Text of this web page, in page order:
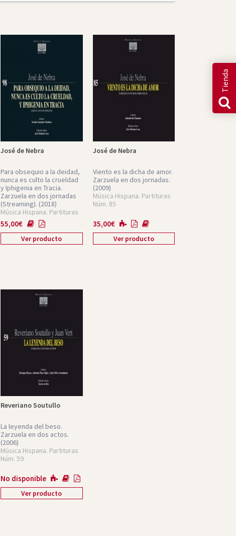
Tienda
José de Nebra
Para obsequio a la deidad,
nunca es culto la crueldad
y Iphigenia en Tracia.
Zarzuela en dos jornadas
(Streaming). (2018)
Música Hispana. Partituras
Núm. 98
55,00€
Ver producto
José de Nebra
Viento es la dicha de amor.
Zarzuela en dos jornadas.
(2009)
Música Hispana. Partituras
Núm. 85
35,00€
Ver producto
Reveriano Soutullo
La leyenda del beso.
Zarzuela en dos actos.
(2006)
Música Hispana. Partituras
Núm. 59
No disponible
Ver producto